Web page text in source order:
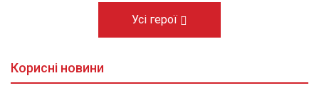
Усі герої
Корисні новини